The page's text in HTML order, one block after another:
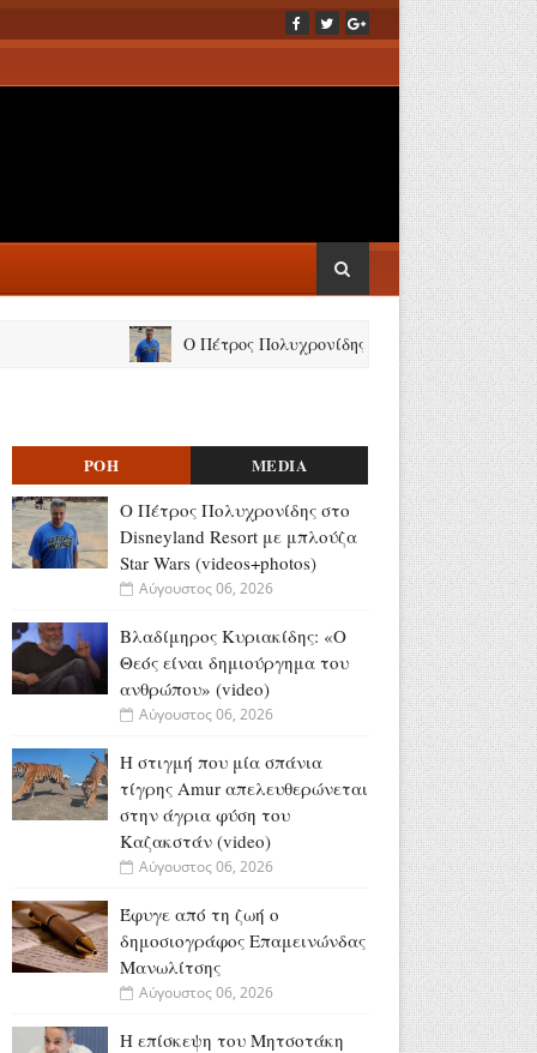
Ο Πέτρος Πολυχρονίδης στο Disneyland Resort με
ΡΟΗ MEDIA
Ο Πέτρος Πολυχρονίδης στο
Disneyland Resort με μπλούζα
Star Wars (videos+photos)
Αύγουστος 06, 2026
Βλαδίμηρος Κυριακίδης: «Ο
Θεός είναι δημιούργημα του
ανθρώπου» (video)
Αύγουστος 06, 2026
Η στιγμή που μία σπάνια
τίγρης Amur απελευθερώνεται
στην άγρια φύση του
Καζακστάν (video)
Αύγουστος 06, 2026
Έφυγε από τη ζωή ο
δημοσιογράφος Επαμεινώνδας
Μανωλίτσης
Αύγουστος 06, 2026
Η επίσκεψη του Μητσοτάκη